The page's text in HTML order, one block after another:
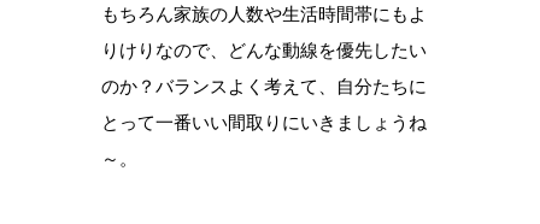
もちろん家族の人数や生活時間帯にもよ
りけりなので、どんな動線を優先したい
のか？バランスよく考えて、自分たちに
とって一番いい間取りにいきましょうね
～。